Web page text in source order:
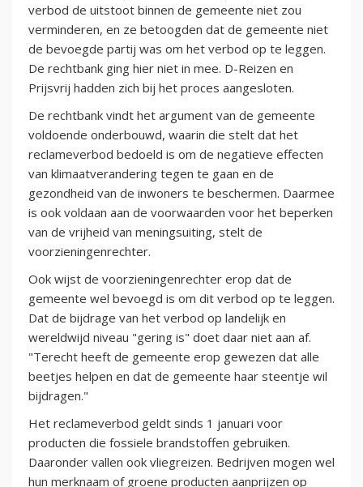
verbod de uitstoot binnen de gemeente niet zou
verminderen, en ze betoogden dat de gemeente niet
de bevoegde partij was om het verbod op te leggen.
De rechtbank ging hier niet in mee. D-Reizen en
Prijsvrij hadden zich bij het proces aangesloten.
De rechtbank vindt het argument van de gemeente
voldoende onderbouwd, waarin die stelt dat het
reclameverbod bedoeld is om de negatieve effecten
van klimaatverandering tegen te gaan en de
gezondheid van de inwoners te beschermen. Daarmee
is ook voldaan aan de voorwaarden voor het beperken
van de vrijheid van meningsuiting, stelt de
voorzieningenrechter.
Ook wijst de voorzieningenrechter erop dat de
gemeente wel bevoegd is om dit verbod op te leggen.
Dat de bijdrage van het verbod op landelijk en
wereldwijd niveau "gering is" doet daar niet aan af.
"Terecht heeft de gemeente erop gewezen dat alle
beetjes helpen en dat de gemeente haar steentje wil
bijdragen."
Het reclameverbod geldt sinds 1 januari voor
producten die fossiele brandstoffen gebruiken.
Daaronder vallen ook vliegreizen. Bedrijven mogen wel
hun merknaam of groene producten aanprijzen op